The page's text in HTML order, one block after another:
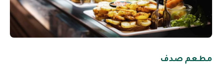
مطعم صدف